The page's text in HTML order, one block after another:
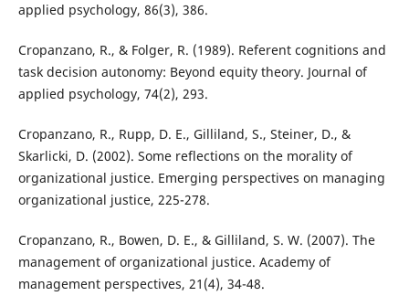
applied psychology, 86(3), 386.
Cropanzano, R., & Folger, R. (1989). Referent cognitions and
task decision autonomy: Beyond equity theory. Journal of
applied psychology, 74(2), 293.
Cropanzano, R., Rupp, D. E., Gilliland, S., Steiner, D., &
Skarlicki, D. (2002). Some reflections on the morality of
organizational justice. Emerging perspectives on managing
organizational justice, 225-278.
Cropanzano, R., Bowen, D. E., & Gilliland, S. W. (2007). The
management of organizational justice. Academy of
management perspectives, 21(4), 34-48.